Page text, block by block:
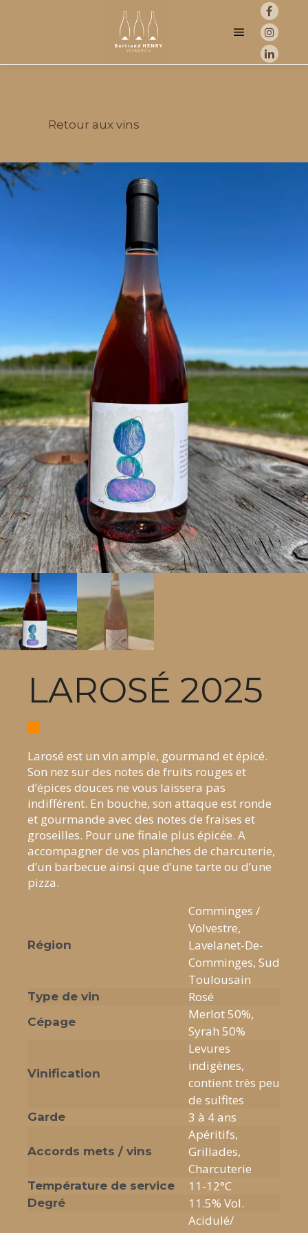
Menu
Retour aux vins
LAROSÉ 2025
Larosé est un vin ample, gourmand et épicé.
Son nez sur des notes de fruits rouges et
d’épices douces ne vous laissera pas
indifférent. En bouche, son attaque est ronde
et gourmande avec des notes de fraises et
groseilles. Pour une finale plus épicée. A
accompagner de vos planches de charcuterie,
d’un barbecue ainsi que d’une tarte ou d’une
pizza.
Région
Comminges /
Volvestre,
Lavelanet-De-
Comminges, Sud
Toulousain
Type de vin Rosé
Cépage
Merlot 50%,
Syrah 50%
Vinification
Levures
indigènes,
contient très peu
de sulfites
Garde 3 à 4 ans
Accords mets / vins
Apéritifs,
Grillades,
Charcuterie
Température de service 11-12°C
Degré
11.5% Vol.
Acidulé/